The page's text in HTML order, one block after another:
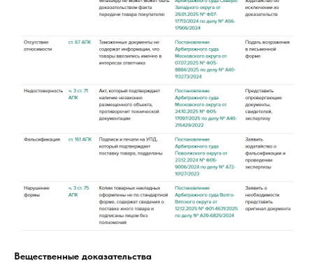
Вещественные доказательства